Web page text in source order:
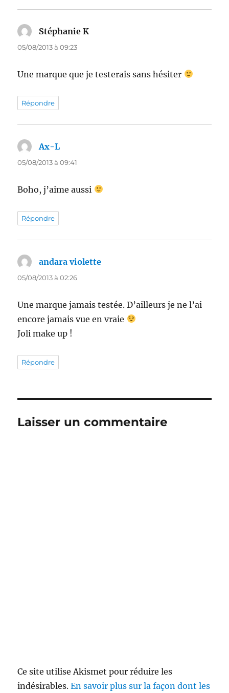
Stéphanie K
05/08/2013 à 09:23
Une marque que je testerais sans hésiter
Répondre
Ax-L
05/08/2013 à 09:41
Boho, j’aime aussi
Répondre
andara violette
05/08/2013 à 02:26
Une marque jamais testée. D’ailleurs je ne l’ai
encore jamais vue en vraie
Joli make up !
Répondre
Laisser un commentaire
Ce site utilise Akismet pour réduire les
indésirables.En savoir plus sur la façon dont les